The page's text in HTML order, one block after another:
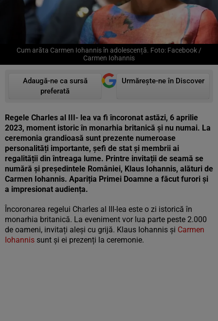
Cum arăta Carmen Iohannis în adolescență. Foto: Facebook /
Carmen Iohannis
Adaugă-ne ca sursă
preferată
Urmărește-ne în Discover
Regele Charles al III- lea va fi încoronat astăzi, 6 aprilie
2023, moment istoric în monarhia britanică și nu numai. La
ceremonia grandioasă sunt prezente numeroase
personalități importante, șefi de stat și membrii ai
regalității din întreaga lume. Printre invitații de seamă se
numără și președintele României, Klaus Iohannis, alături de
Carmen Iohannis. Apariția Primei Doamne a făcut furori și
a impresionat audiența.
Încoronarea regelui Charles al III-lea este o zi istorică în
monarhia britanică. La eveniment vor lua parte peste 2.000
de oameni, invitați aleși cu grijă. Klaus Iohannis și Carmen
Iohannis sunt și ei prezenți la ceremonie.